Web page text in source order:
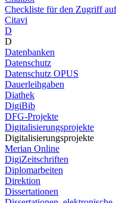
Checkliste für den Zugriff
Citavi
D
D
Datenbanken
Datenschutz
Datenschutz OPUS
Dauerleihgaben
Diathek
DigiBib
DFG-Projekte
Digitalisierungsprojekte
Digitalisierungsprojekte
Merian Online
DigiZeitschriften
Diplomarbeiten
Direktion
Dissertationen